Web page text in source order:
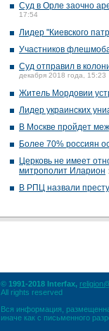
Суд в Орле заочно
17:54
Лидер "Киевского
Участников
Суд отправил в
декабря 2018 года, 15:23
Житель Мордовии
Лидер украинских
В Москве пройдет
Более 70% россиян
Церковь не имеет
митрополит Иларион
В РПЦ назвали
© 1991-2018 Interfax,
All rights reserved
Вся информация,
иначе как с письменного